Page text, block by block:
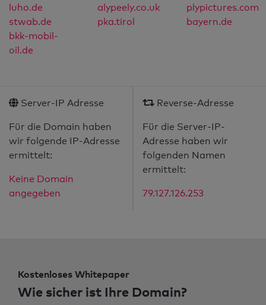
luho.de
alypeely.co.uk
plypictures.com
stwab.de
pka.tirol
bayern.de
bkk-mobil-
oil.de
Server-IP Adresse
Für die Domain haben
wir folgende IP-Adresse
ermittelt:
Keine Domain
angegeben
Reverse-Adresse
Für die Server-IP-
Adresse haben wir
folgenden Namen
ermittelt:
79.127.126.253
Kostenloses Whitepaper
Wie sicher ist Ihre Domain?